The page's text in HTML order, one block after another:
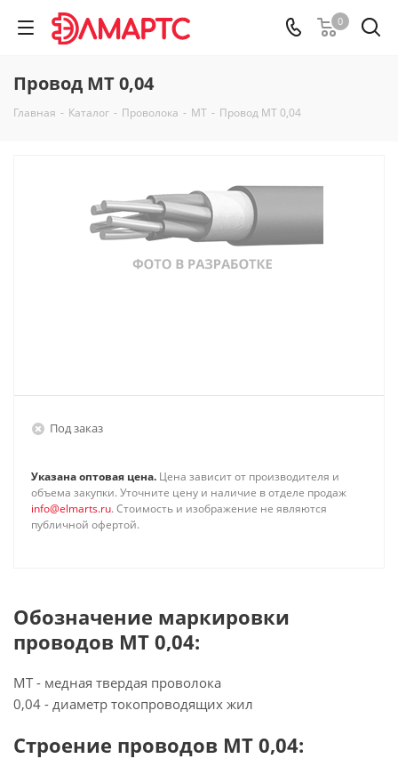
0
Провод МТ 0,04
Главная - Каталог - Проволока - МТ - Провод МТ 0,04
Под заказ
Указана оптовая цена. Цена зависит от производителя и
объема закупки. Уточните цену и наличие в отделе продаж
info@elmarts.ru. Стоимость и изображение не являются
публичной офертой.
Обозначение маркировки
проводов МТ 0,04:
МТ - медная твердая проволока
0,04 - диаметр токопроводящих жил
Строение проводов МТ 0,04: